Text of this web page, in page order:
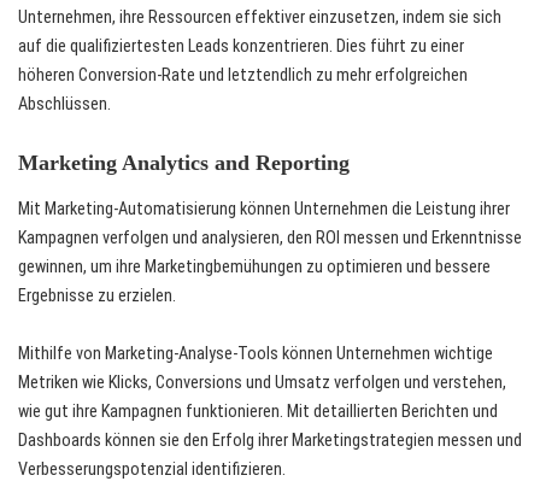
Unternehmen, ihre Ressourcen effektiver einzusetzen, indem sie sich
auf die qualifiziertesten Leads konzentrieren. Dies führt zu einer
höheren Conversion-Rate und letztendlich zu mehr erfolgreichen
Abschlüssen.
Marketing Analytics and Reporting
Mit Marketing-Automatisierung können Unternehmen die Leistung ihrer
Kampagnen verfolgen und analysieren, den ROI messen und Erkenntnisse
gewinnen, um ihre Marketingbemühungen zu optimieren und bessere
Ergebnisse zu erzielen.
Mithilfe von Marketing-Analyse-Tools können Unternehmen wichtige
Metriken wie Klicks, Conversions und Umsatz verfolgen und verstehen,
wie gut ihre Kampagnen funktionieren. Mit detaillierten Berichten und
Dashboards können sie den Erfolg ihrer Marketingstrategien messen und
Verbesserungspotenzial identifizieren.